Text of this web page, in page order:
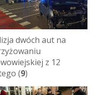
dwóch aut na
z 12
(9)